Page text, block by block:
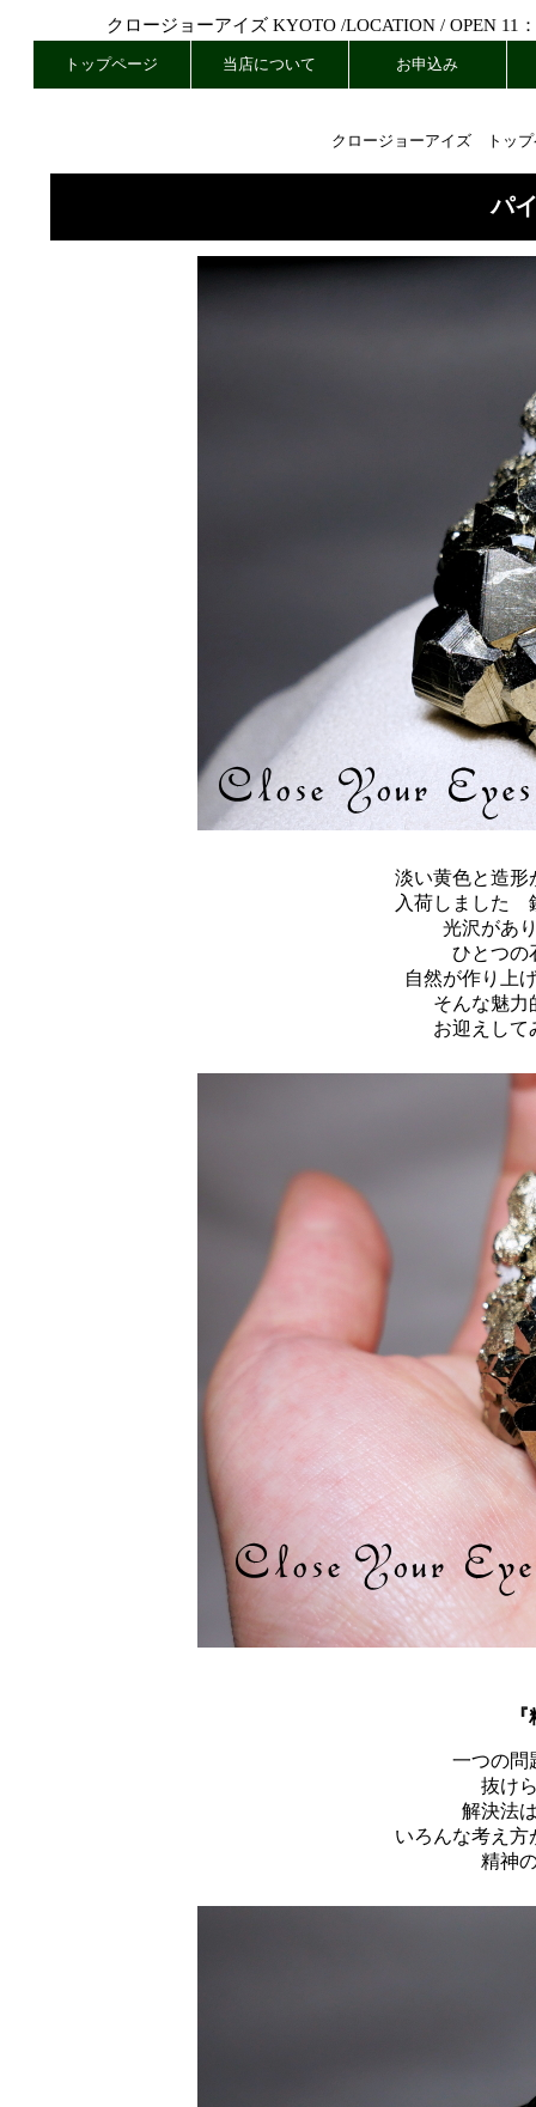
クロージョーアイズ KYOTO /LOCATION / OPEN 11
トップページ 当店について お申込み
クロージョーアイズ トップ
パ
淡い黄色と造形
入荷しました
光沢があ
ひとつの
自然が作り上
そんな魅力
お迎えして
一つの問
抜け
解決法
いろんな考え方
精神